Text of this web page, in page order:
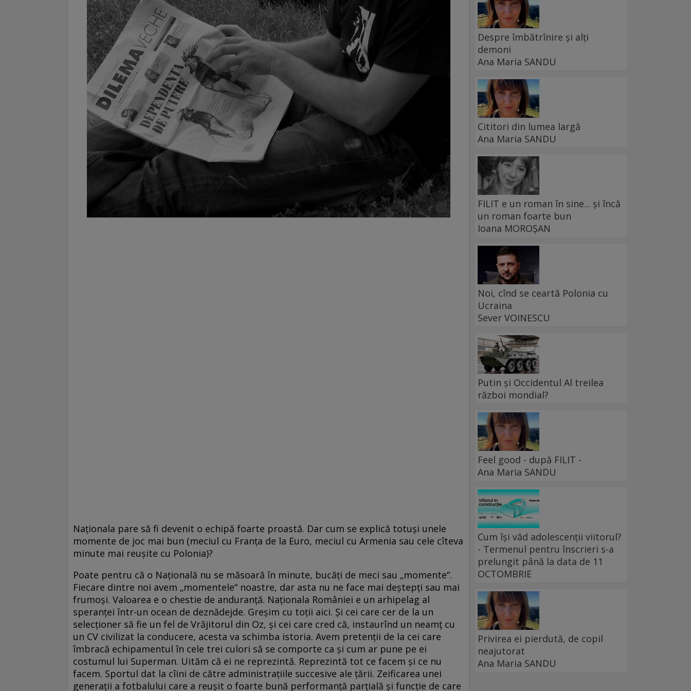
Naţionala pare să fi devenit o echipă foarte proastă. Dar cum se explică totuşi unele
momente de joc mai bun (meciul cu Franţa de la Euro, meciul cu Armenia sau cele cîteva
minute mai reuşite cu Polonia)?
Poate pentru că o Naţională nu se măsoară în minute, bucăţi de meci sau „momente“.
Fiecare dintre noi avem „momentele“ noastre, dar asta nu ne face mai deştepţi sau mai
frumoşi. Valoarea e o chestie de anduranţă. Naţio­nala României e un arhipelag al
speranţei într-un ocean de deznădejde. Greşim cu toţii aici. Şi cei care cer de la un
selecţioner să fie un fel de Vrăjitorul din Oz, şi cei care cred că, instaurînd un neamţ cu
un CV civilizat la conducere, acesta va schimba istoria. Avem pretenţii de la cei care
îmbracă echipamentul în cele trei culori să se comporte ca şi cum ar pune pe ei
costumul lui Superman. Uităm că ei ne reprezintă. Reprezintă tot ce facem şi ce nu
facem. Sportul dat la cîini de către administraţiile succesive ale ţării. Zeificarea unei
generaţii a fotbalului care a reuşit o foarte bună performanţă parţială şi funcţie de care
Despre îmbătrînire și alți
demoni
Ana Maria SANDU
Cititori din lumea largă
Ana Maria SANDU
FILIT e un roman în sine... și încă
un roman foarte bun
Ioana MOROȘAN
Noi, cînd se ceartă Polonia cu
Ucraina
Sever VOINESCU
Putin și Occidentul Al treilea
război mondial?
Feel good - după FILIT -
Ana Maria SANDU
Cum își văd adolescenții viitorul?
- Termenul pentru înscrieri s-a
prelungit până la data de 11
OCTOMBRIE
Privirea ei pierdută, de copil
neajutorat
Ana Maria SANDU